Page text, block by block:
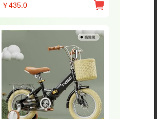
￥435.0